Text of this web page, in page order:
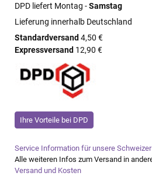
DPD liefert Montag -Samstag
Lieferung innerhalb Deutschland
Standardversand 4,50 €
Expressversand 12,90 €
Ihre Vorteile bei DPD
Service Information für unsere
Alle weiteren Infos zum Versand in
Versand und Kosten